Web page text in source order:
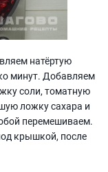
натёртую
минут. Добавляем
соли, томатную
ложку сахара и
перемешиваем.
крышкой, после